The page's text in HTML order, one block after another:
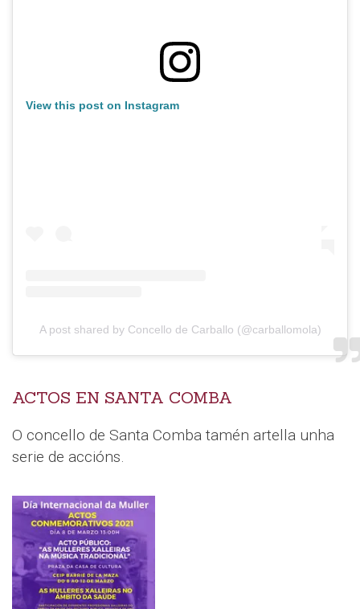
View this post on Instagram
A post shared by Concello de Carballo (@carballomola)
ACTOS EN SANTA COMBA
O concello de Santa Comba tamén artella unha
serie de accións.